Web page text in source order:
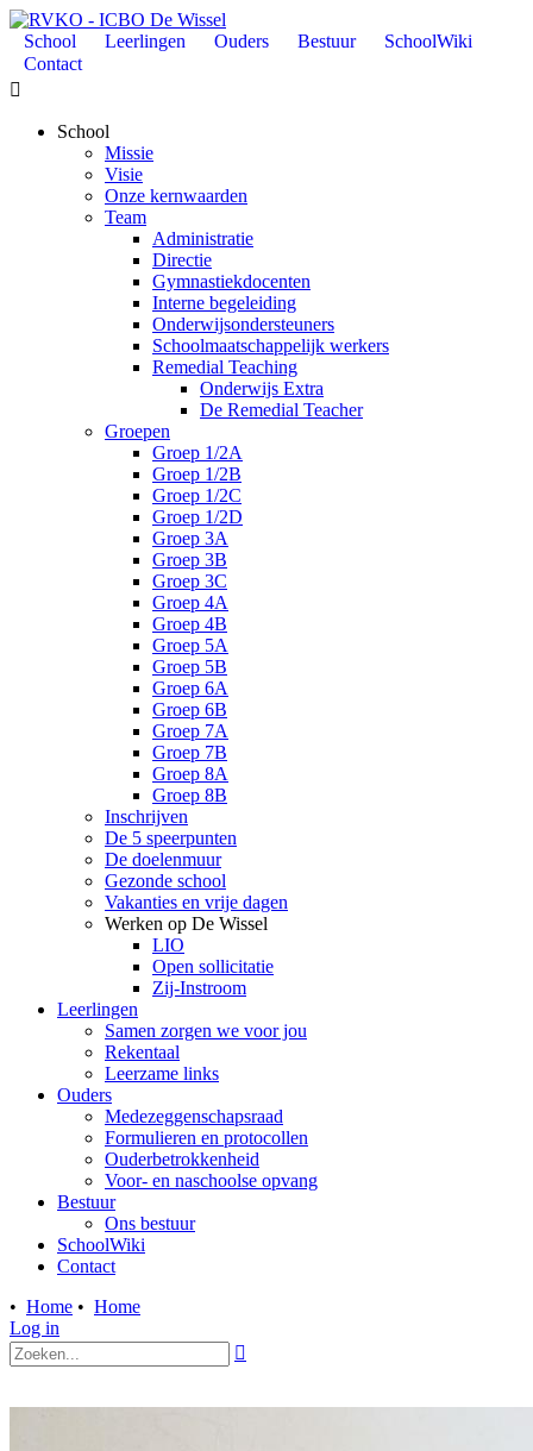
School Leerlingen Ouders Bestuur
SchoolWiki
Contact

School
Missie
Visie
Onze kernwaarden
Team
Administratie
Directie
Gymnastiekdocenten
Interne begeleiding
Onderwijsondersteuners
Schoolmaatschappelijk werkers
Remedial Teaching
Onderwijs Extra
De Remedial Teacher
Groepen
Groep 1/2A
Groep 1/2B
Groep 1/2C
Groep 1/2D
Groep 3A
Groep 3B
Groep 3C
Groep 4A
Groep 4B
Groep 5A
Groep 5B
Groep 6A
Groep 6B
Groep 7A
Groep 7B
Groep 8A
Groep 8B
Inschrijven
De 5 speerpunten
De doelenmuur
Gezonde school
Vakanties en vrije dagen
Werken op De Wissel
LIO
Open sollicitatie
Zij-Instroom
Leerlingen
Samen zorgen we voor jou
Rekentaal
Leerzame links
Ouders
Medezeggenschapsraad
Formulieren en protocollen
Ouderbetrokkenheid
Voor- en naschoolse opvang
Bestuur
Ons bestuur
SchoolWiki
Contact
• Home • Home
Log in
